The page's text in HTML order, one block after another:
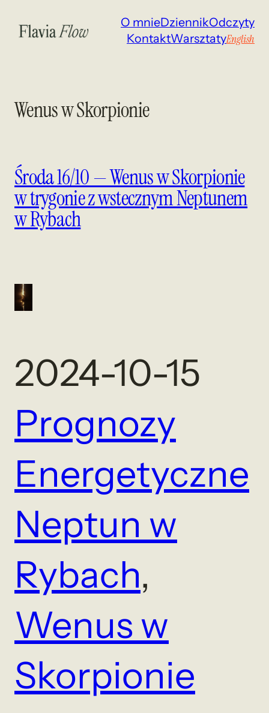
O mnieDziennikOdczyty
KontaktWarsztatyEnglish
Wenus w Skorpionie
Środa 16/10 — Wenus w Skorpionie
w trygonie z wstecznym Neptunem
w Rybach
2024-10-15
Prognozy
Energetyczne
Neptun w
Rybach
Wenus w
Skorpionie